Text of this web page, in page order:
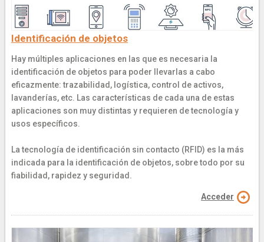
Identificación de objetos
Hay múltiples aplicaciones en las que es necesaria la
identificación de objetos para poder llevarlas a cabo
eficazmente: trazabilidad, logística, control de activos,
lavanderías, etc. Las características de cada una de estas
aplicaciones son muy distintas y requieren de tecnología y
usos específicos.
La tecnología de identificación sin contacto (RFID) es la más
indicada para la identificación de objetos, sobre todo por su
fiabilidad, rapidez y seguridad.
Acceder